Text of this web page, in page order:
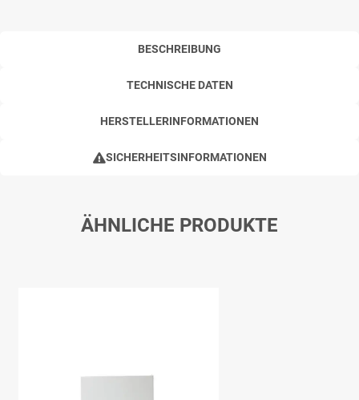
BESCHREIBUNG
TECHNISCHE DATEN
HERSTELLERINFORMATIONEN
SICHERHEITSINFORMATIONEN
ÄHNLICHE PRODUKTE